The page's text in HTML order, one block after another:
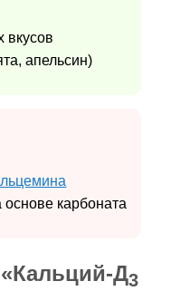
вкусов
апельсин)
карбоната
Д3